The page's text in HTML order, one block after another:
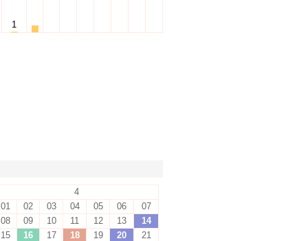
1
4
01
02 03 04 05 06
07
08
09 10 11 12 13
14
15
16 17 18 19 20
21